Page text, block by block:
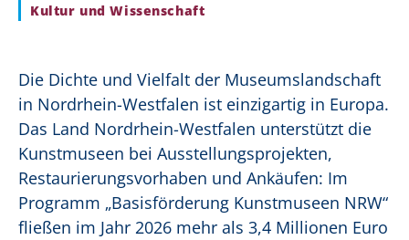
Kultur und Wissenschaft
Die Dichte und Vielfalt der Museumslandschaft
in Nordrhein-Westfalen ist einzigartig in Europa.
Das Land Nordrhein-Westfalen unterstützt die
Kunstmuseen bei Ausstellungsprojekten,
Restaurierungsvorhaben und Ankäufen: Im
Programm „Basisförderung Kunstmuseen NRW“
fließen im Jahr 2026 mehr als 3,4 Millionen Euro